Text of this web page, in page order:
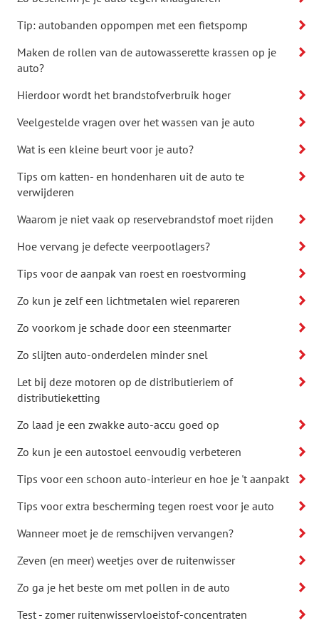
Tip: autobanden oppompen met een fietspomp
Maken de rollen van de autowasserette krassen op je
auto?
Hierdoor wordt het brandstofverbruik hoger
Veelgestelde vragen over het wassen van je auto
Wat is een kleine beurt voor je auto?
Tips om katten- en hondenharen uit de auto te
verwijderen
Waarom je niet vaak op reservebrandstof moet rijden
Hoe vervang je defecte veerpootlagers?
Tips voor de aanpak van roest en roestvorming
Zo kun je zelf een lichtmetalen wiel repareren
Zo voorkom je schade door een steenmarter
Zo slijten auto-onderdelen minder snel
Let bij deze motoren op de distributieriem of
distributieketting
Zo laad je een zwakke auto-accu goed op
Zo kun je een autostoel eenvoudig verbeteren
Tips voor een schoon auto-interieur en hoe je 't aanpakt
Tips voor extra bescherming tegen roest voor je auto
Wanneer moet je de remschijven vervangen?
Zeven (en meer) weetjes over de ruitenwisser
Zo ga je het beste om met pollen in de auto
Test - zomer ruitenwisservloeistof-concentraten